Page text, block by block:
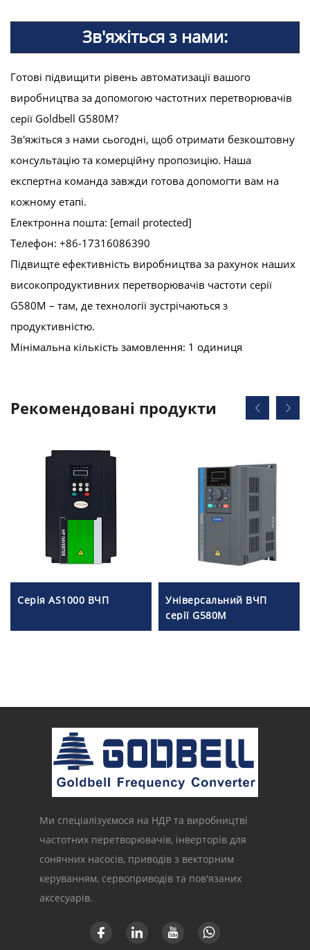
Зв'яжіться з нами:
Готові підвищити рівень автоматизації вашого
виробництва за допомогою частотних перетворювачів
серії Goldbell G580M?
Зв'яжіться з нами сьогодні, щоб отримати безкоштовну
консультацію та комерційну пропозицію. Наша
експертна команда завжди готова допомогти вам на
кожному етапі.
Електронна пошта: [email protected]
Телефон: +86-17316086390
Підвищте ефективність виробництва за рахунок наших
високопродуктивних перетворювачів частоти серії
G580M – там, де технології зустрічаються з
продуктивністю.
Мінімальна кількість замовлення: 1 одиниця
Рекомендовані продукти
Серія AS1000 ВЧП
Універсальний ВЧП
серії G580M
Ми спеціалізуємося на НДР та виробництві
частотних перетворювачів, інверторів для
сонячних насосів, приводів з векторним
керуванням, сервоприводів та пов'язаних
аксесуарів.